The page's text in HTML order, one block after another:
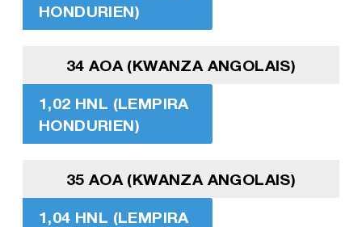
HONDURIEN)
34 AOA (KWANZA ANGOLAIS)
1,02 HNL (LEMPIRA
HONDURIEN)
35 AOA (KWANZA ANGOLAIS)
1,04 HNL (LEMPIRA